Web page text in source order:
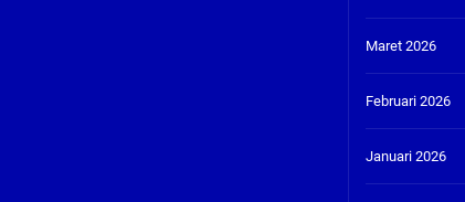
Maret 2026
Februari 2026
Januari 2026